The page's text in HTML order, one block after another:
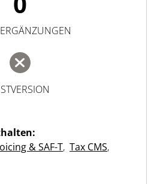
& SAF-T, Tax CMS,